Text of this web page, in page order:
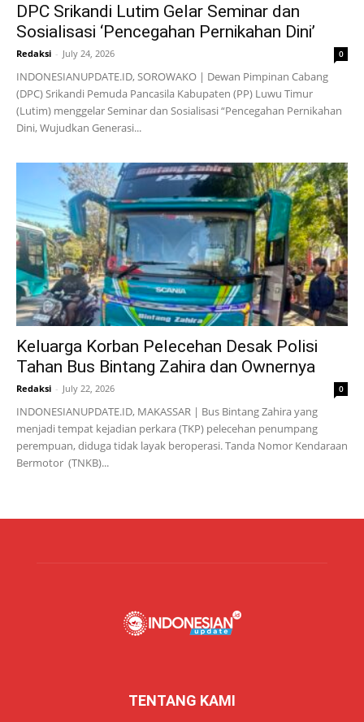
DPC Srikandi Lutim Gelar Seminar dan
Sosialisasi ‘Pencegahan Pernikahan Dini’
Redaksi - July 24, 2026 0
INDONESIANUPDATE.ID, SOROWAKO | Dewan Pimpinan Cabang
(DPC) Srikandi Pemuda Pancasila Kabupaten (PP) Luwu Timur
(Lutim) menggelar Seminar dan Sosialisasi “Pencegahan Pernikahan
Dini, Wujudkan Generasi...
Keluarga Korban Pelecehan Desak Polisi
Tahan Bus Bintang Zahira dan Ownernya
Redaksi - July 22, 2026 0
INDONESIANUPDATE.ID, MAKASSAR | Bus Bintang Zahira yang
menjadi tempat kejadian perkara (TKP) pelecehan penumpang
perempuan, diduga tidak layak beroperasi. Tanda Nomor Kendaraan
Bermotor (TNKB)...
TENTANG KAMI